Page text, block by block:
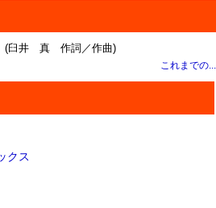
(臼井 真 作詞／作曲)
これまでの...
クス